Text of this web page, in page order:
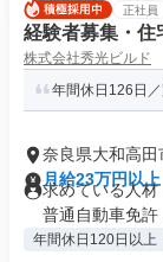
正社員
経験者募集・
株式会社秀光ビルド
年間休日126日
奈良県大和高田
月給23万円以上
求めている人
普通自動車免許
年間休日120日以上